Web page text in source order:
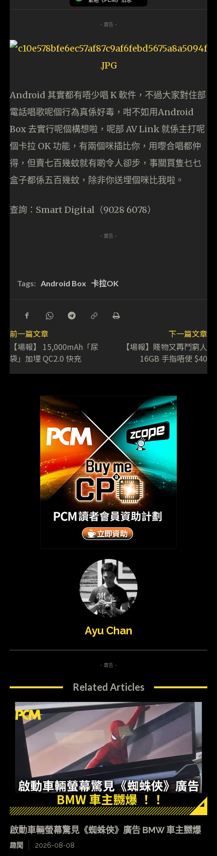
- 廣告 -
Android 其實都有唔少唱 K 軟件，不過大家對住部
電話唱歌呢個行為真係好毒，咁不如用Android
Box 去實行呢個構想啦，呢部 AV Link 就係主打呢
個卡拉 OK 功能，有兩個咪插比你，用嚟合唱都仲
得，但賣七百幾蚊就有啲令人卻步，事關買隻乜乜
盒子都係五百幾蚊，除非你送埋個咪比我啦。
查詢：Smart Digital（9028 6078）
- 廣告 -
Tags: Android Box 卡拉OK
前一篇文章
【場報】 15,000mAh「尿
袋」加埋 QC2.0 快充
下一篇文章
【場報】賤物又再鬥窮人
16GB 手指唔使 $40
Ayu Chan
- 廣告 -
Related Articles
啟動車輛螢幕驚見《蜘蛛俠》廣告 BMW 車主嬲爆
趣聞 2026-08-08